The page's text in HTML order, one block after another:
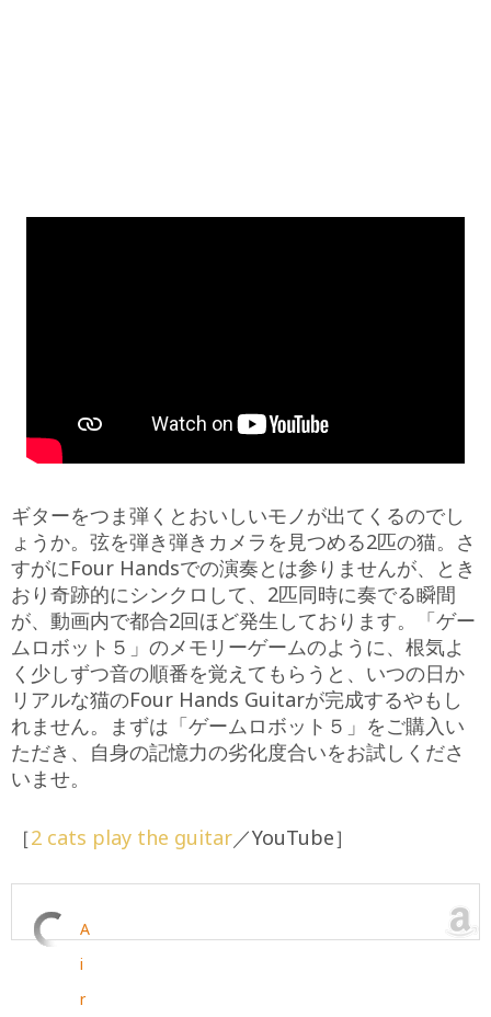
ギターをつま弾くとおいしいモノが出てくるのでし
ょうか。弦を弾き弾きカメラを見つめる2匹の猫。さ
すがにFour Handsでの演奏とは参りませんが、とき
おり奇跡的にシンクロして、2匹同時に奏でる瞬間
が、動画内で都合2回ほど発生しております。「ゲー
ムロボット５」のメモリーゲームのように、根気よ
く少しずつ音の順番を覚えてもらうと、いつの日か
リアルな猫のFour Hands Guitarが完成するやもし
れません。まずは「ゲームロボット５」をご購入い
ただき、自身の記憶力の劣化度合いをお試しくださ
いませ。
［2 cats play the guitar／YouTube］
A
i
r